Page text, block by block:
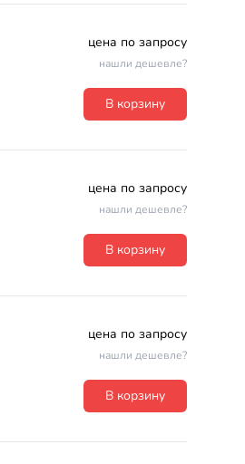
цена по запросу
нашли дешевле?
В корзину
цена по запросу
нашли дешевле?
В корзину
цена по запросу
нашли дешевле?
В корзину